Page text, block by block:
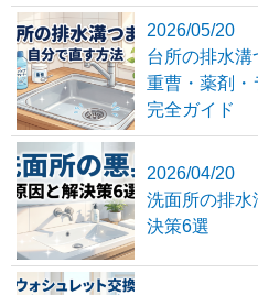
2026/05/20
台所の排水溝
重曹・薬剤・
完全ガイド
2026/04/20
洗面所の排水
決策6選